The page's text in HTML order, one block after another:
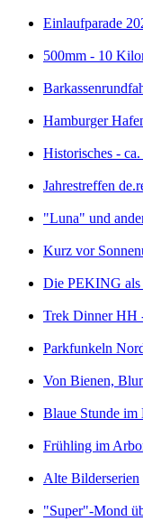
Einlaufparade
500mm - 10
Hamburger
Historisches -
Jahrestreffen
"Luna" und
Kurz vor
Die PEKING als
Trek Dinner HH
Parkfunkeln
Von Bienen,
Blaue Stunde
Frühling im
Alte Bilderserien
"Super"-Mond